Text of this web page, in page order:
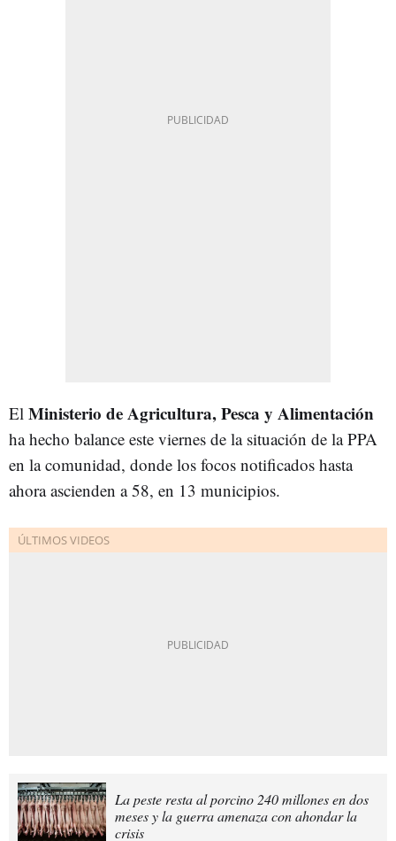
El Ministerio de Agricultura, Pesca y Alimentación
ha hecho balance este viernes de la situación de la PPA
en la comunidad, donde los focos notificados hasta
ahora ascienden a 58, en 13 municipios.
La peste resta al porcino 240 millones en dos
meses y la guerra amenaza con ahondar la
crisis